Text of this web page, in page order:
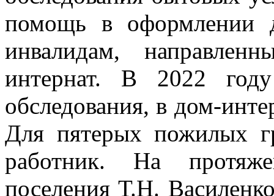
помощь в оформлении
инвалидам,
интернат. В 2022
обследования, в дом-
Для пятерых пожилых
работник. На
поселения Т.Н.